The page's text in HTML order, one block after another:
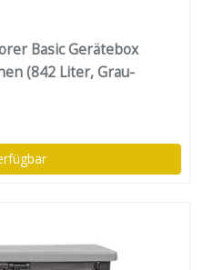
Basic Gerätebox
(842 Liter, Grau-